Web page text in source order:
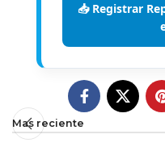
📥 Registrar
Mas reciente